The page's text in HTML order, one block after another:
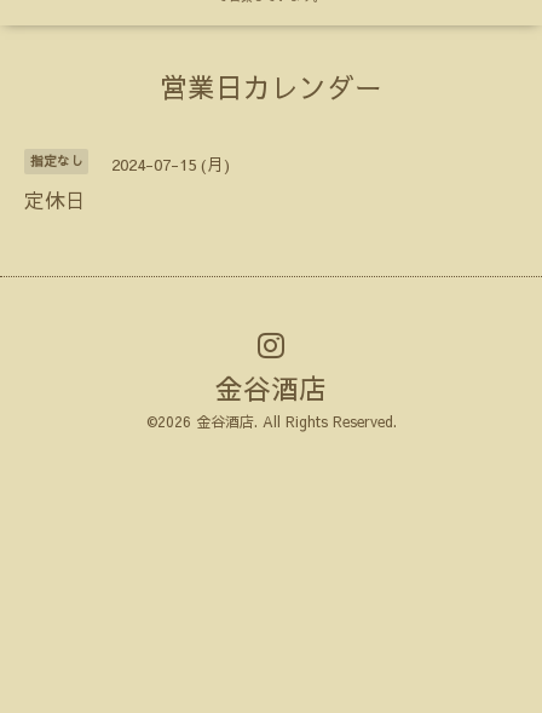
営業日カレンダー
指定なし 2024-07-15 (月)
定休日
金谷酒店
©2026 金谷酒店. All Rights Reserved.